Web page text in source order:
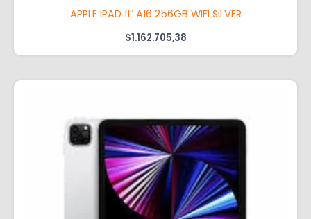
APPLE IPAD 11″ A16 256GB WIFI SILVER
$1.162.705,38